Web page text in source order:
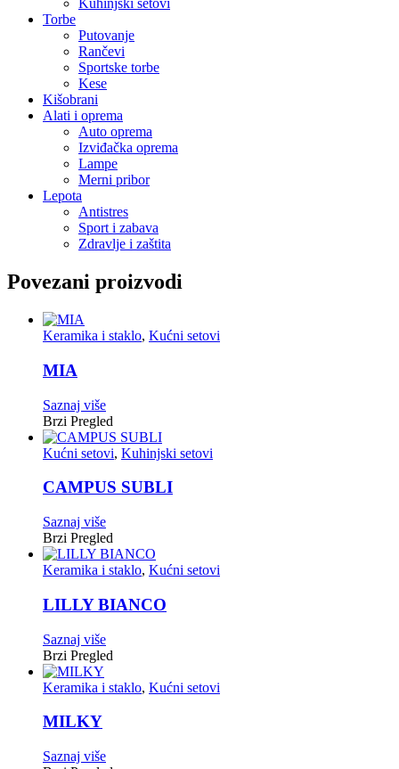
Kuhinjski setovi
Torbe
Putovanje
Rančevi
Sportske torbe
Kese
Kišobrani
Alati i oprema
Auto oprema
Izviđačka oprema
Lampe
Merni pribor
Lepota
Antistres
Sport i zabava
Zdravlje i zaštita
Povezani proizvodi
Keramika i staklo, Kućni setovi
MIA
Saznaj više
Brzi Pregled
Kućni setovi, Kuhinjski setovi
CAMPUS SUBLI
Saznaj više
Brzi Pregled
Keramika i staklo, Kućni setovi
LILLY BIANCO
Saznaj više
Brzi Pregled
Keramika i staklo, Kućni setovi
MILKY
Saznaj više